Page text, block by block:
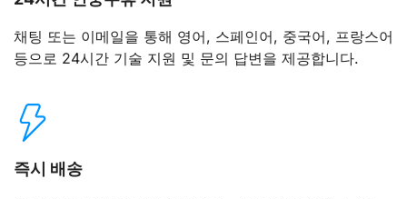
채팅 또는 이메일을 통해 영어, 스페인어, 중국어, 프랑스어
등으로 24시간 기술 지원 및 문의 답변을 제공합니다.
즉시 배송